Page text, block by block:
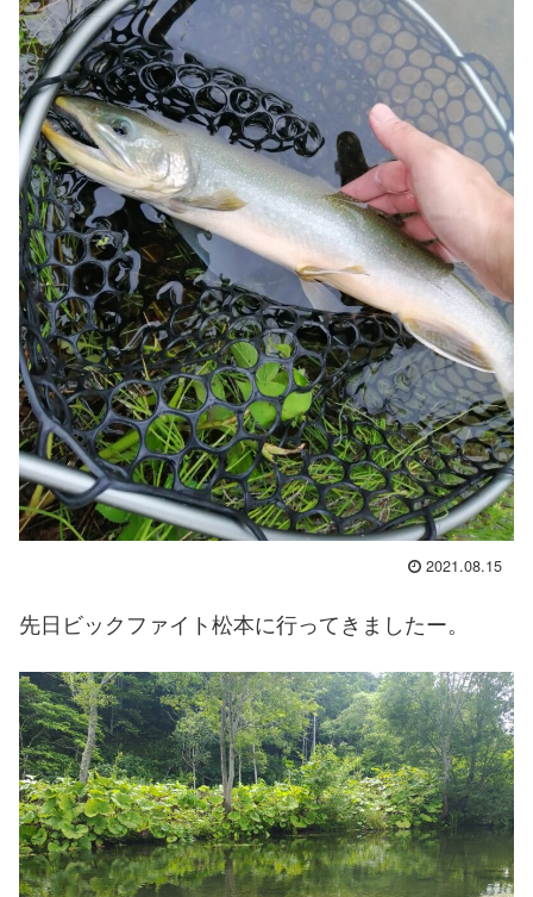
2021.08.15
先日ビックファイト松本に行ってきましたー。